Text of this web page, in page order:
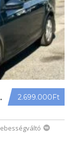
2.699.000Ft
STYL ...